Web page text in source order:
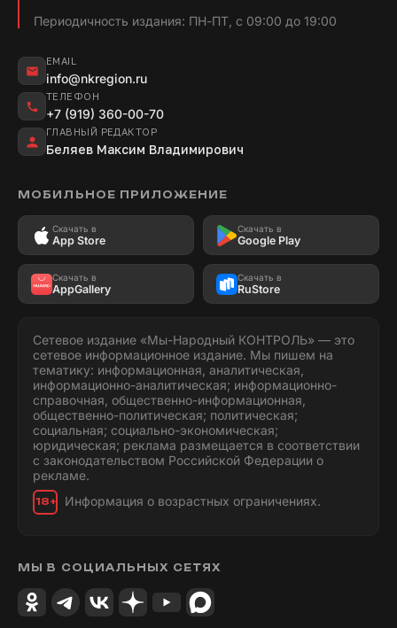
Периодичность издания: ПН-ПТ, с 09:00 до 19:00
EMAIL
info@nkregion.ru
ТЕЛЕФОН
+7 (919) 360-00-70
ГЛАВНЫЙ РЕДАКТОР
Беляев Максим Владимирович
МОБИЛЬНОЕ ПРИЛОЖЕНИЕ
Скачать в
App Store
Скачать в
Google Play
Скачать в
AppGallery
Скачать в
RuStore
Сетевое издание «Мы-Народный КОНТРОЛЬ» — это
сетевое информационное издание. Мы пишем на
тематику: информационная, аналитическая,
информационно-аналитическая; информационно-
справочная, общественно-информационная,
общественно-политическая; политическая;
социальная; социально-экономическая;
юридическая; реклама размещается в соответствии
с законодательством Российской Федерации о
рекламе.
18+ Информация о возрастных ограничениях.
МЫ В СОЦИАЛЬНЫХ СЕТЯХ